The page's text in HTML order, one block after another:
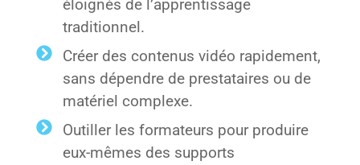
éloignés de l’apprentissage
traditionnel.
Créer des contenus vidéo rapidement,
sans dépendre de prestataires ou de
matériel complexe.
Outiller les formateurs pour produire
eux-mêmes des supports